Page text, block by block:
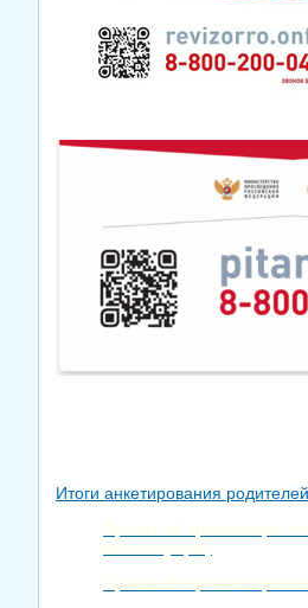
Итоги анкетирования
Приказ об организации
малоимущие)
Приказ об организации